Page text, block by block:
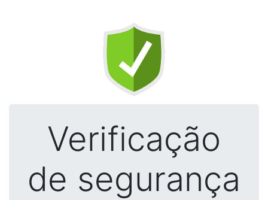
Verificação
de segurança